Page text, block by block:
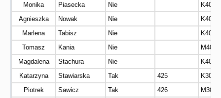
Monika
Piasecka Nie
K40
Agnieszka
Nowak Nie
K40
Marlena
Tabisz Nie
K40
Tomasz
Kania Nie
M40
Magdalena
Stachura Nie
K40
Katarzyna
Stawiarska Tak 425
K30
Piotrek
Sawicz Tak 426
M30